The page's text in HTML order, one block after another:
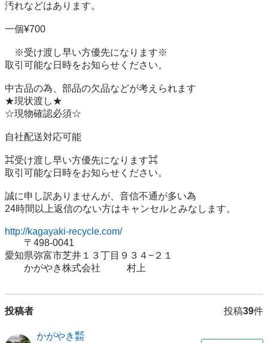
汚れなどはあります。
一個¥700
※受け渡し早い方優先になります※
取引可能な日時をお知らせください。
中古品の為、部品の欠品などが考えられます
★現状渡し★
☆現物確認必須☆
自社配送対応可能
⌘受け渡し早い方優先になります⌘
取引可能な日時をお知らせください。
誠に申し訳ありませんが、音信不通が多い為
24時間以上返信のない方はキャンセルとみなします。
http://kagayaki-recycle.com/
〒498-0041
愛知県弥富市芝井１３丁目９３４−２１
かがやき株式会社　　   村上
投稿者 投稿39件
かがやき㍿